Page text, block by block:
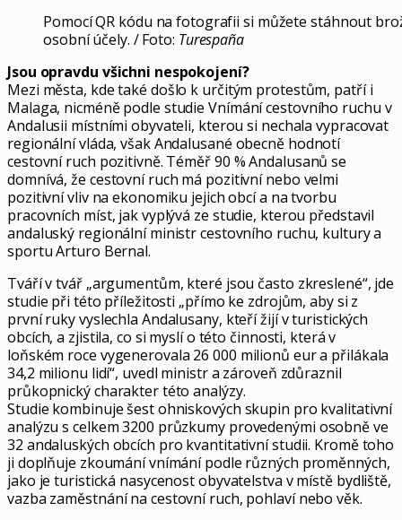
Pomocí QR kódu na fotografii si můžete stáhnout
osobní účely. / Foto: Turespaña
Jsou opravdu všichni nespokojení?
Mezi města, kde také došlo k určitým protestům, patří i
Malaga, nicméně podle studie Vnímání cestovního ruchu v
Andalusii místními obyvateli, kterou si nechala vypracovat
regionální vláda, však Andalusané obecně hodnotí
cestovní ruch pozitivně. Téměř 90 % Andalusanů se
domnívá, že cestovní ruch má pozitivní nebo velmi
pozitivní vliv na ekonomiku jejich obcí a na tvorbu
pracovních míst, jak vyplývá ze studie, kterou představil
andaluský regionální ministr cestovního ruchu, kultury a
sportu Arturo Bernal.
Tváří v tvář „argumentům, které jsou často zkreslené“, jde
studie při této příležitosti „přímo ke zdrojům, aby si z
první ruky vyslechla Andalusany, kteří žijí v turistických
obcích, a zjistila, co si myslí o této činnosti, která v
loňském roce vygenerovala 26 000 milionů eur a přilákala
34,2 milionu lidí“, uvedl ministr a zároveň zdůraznil
průkopnický charakter této analýzy.
Studie kombinuje šest ohniskových skupin pro kvalitativní
analýzu s celkem 3200 průzkumy provedenými osobně ve
32 andaluských obcích pro kvantitativní studii. Kromě toho
ji doplňuje zkoumání vnímání podle různých proměnných,
jako je turistická nasycenost obyvatelstva v místě bydliště,
vazba zaměstnání na cestovní ruch, pohlaví nebo věk.